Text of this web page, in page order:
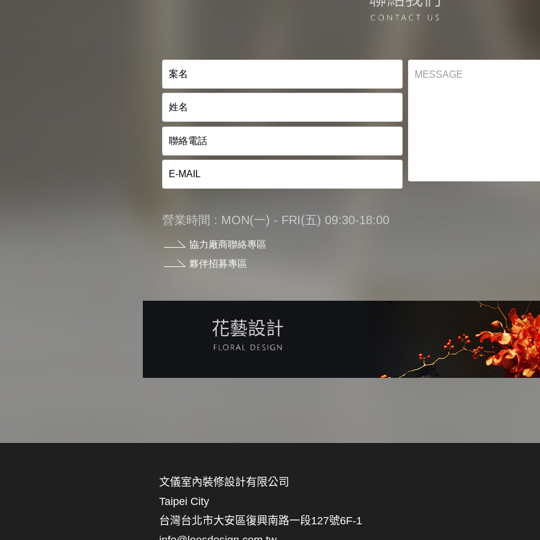
營業時間 : MON(一) - FRI(五) 09:30-18:00
協力廠商聯絡專區
夥伴招募專區
花藝設計
文儀室內裝修設計有限公司
Taipei City
台灣台北市大安區復興南路一段127號6F-1